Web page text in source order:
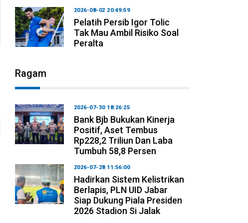
2026-08-02 20:49:59
Pelatih Persib Igor Tolic
Tak Mau Ambil Risiko Soal
Peralta
Ragam
2026-07-30 18:26:25
Bank Bjb Bukukan Kinerja
Positif, Aset Tembus
Rp228,2 Triliun Dan Laba
Tumbuh 58,8 Persen
2026-07-28 11:56:00
Hadirkan Sistem Kelistrikan
Berlapis, PLN UID Jabar
Siap Dukung Piala Presiden
2026 Stadion Si Jalak